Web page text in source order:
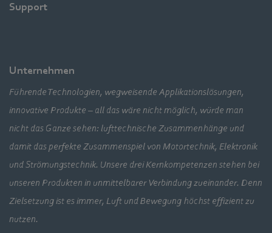
Support
Unternehmen
Führende Technologien, wegweisende Applikationslösungen,
innovative Produkte – all das wäre nicht möglich, würde man
nicht das Ganze sehen: lufttechnische Zusammenhänge und
damit das perfekte Zusammenspiel von Motortechnik, Elektronik
und Strömungstechnik. Unsere drei Kernkompetenzen stehen bei
unseren Produkten in unmittelbarer Verbindung zueinander. Denn
Zielsetzung ist es immer, Luft und Bewegung höchst effizient zu
nutzen.